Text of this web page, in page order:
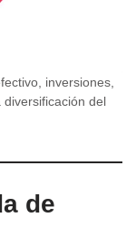
inversiones,
del
de